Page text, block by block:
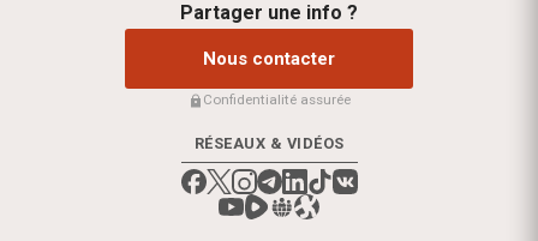
Partager une info ?
Nous contacter
Confidentialité assurée
RÉSEAUX & VIDÉOS